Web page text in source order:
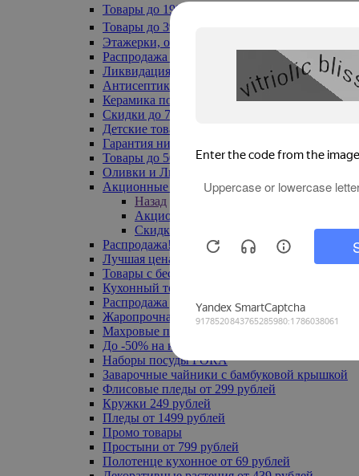
Товары до 199₽
Товары до 399₽
Этажерки, обувницы
Распродажа текстиля до -50%
Ликвидация до -70%
Антисептики
Керамика по 129 руб
Скидки до 70%
Детские товары
Гарантия низкой цены
Товары до 500 руб
Оливки и Лимоны
Акционные товары
Назад
Акционные товары
Скидка 20% по промокоду
Распродажа! Ульяновск до -70%
Лучшая цена
Товары с бесплатной доставкой
Кухонный текстиль
Распродажа до -50%
Жаропрочная посуда
Махровые полотенца
До -50% на ковры
Наборы посуды FORA
Заварочные чайники с бамбуковой крышкой
Флисовые пледы от 299 рублей
Кружки 249 рублей
Пледы от 1499 рублей
Промо товары
Простыни от 799 рублей
Полотенце кухонное от 69 рублей